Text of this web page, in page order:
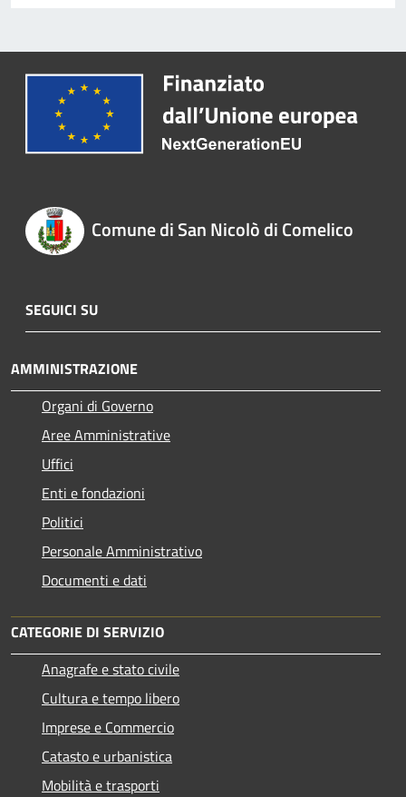
Comune di San Nicolò di Comelico
SEGUICI SU
AMMINISTRAZIONE
Organi di Governo
Aree Amministrative
Uffici
Enti e fondazioni
Politici
Personale Amministrativo
Documenti e dati
CATEGORIE DI SERVIZIO
Anagrafe e stato civile
Cultura e tempo libero
Imprese e Commercio
Catasto e urbanistica
Mobilità e trasporti